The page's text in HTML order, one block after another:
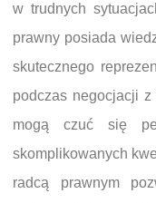
w trudnych
prawny posiada
skutecznego
podczas negocjacji
mogą czuć się
skomplikowanych
radcą prawnym